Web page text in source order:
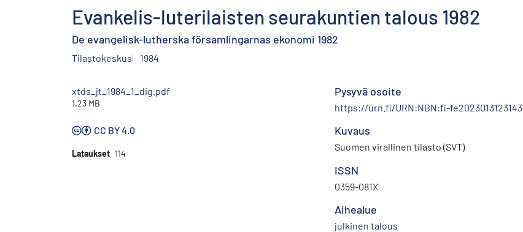
Evankelis-luterilaisten seurakuntien talous 1982
De evangelisk-lutherska församlingarnas ekonomi 1982
Tilastokeskus 1984
xtds_jt_1984_1_dig.pdf
1.23 MB
CC BY 4.0
Lataukset 114
Pysyvä osoite
https://urn.fi/URN:NBN:fi-fe2023013123143
Kuvaus
Suomen virallinen tilasto (SVT)
ISSN
0359-081X
Aihealue
julkinen talous